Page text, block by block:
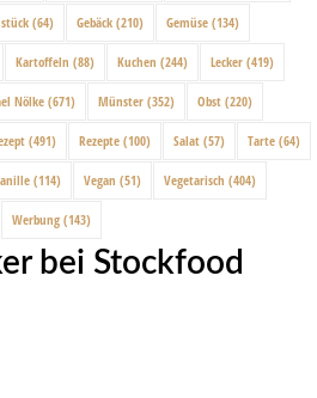
(64) Gebäck (210) Gemüse (134)
Kartoffeln (88) Kuchen (244) Lecker (419)
Nölke (671) Münster (352) Obst (220)
(491) Rezepte (100) Salat (57) Tarte (64)
(114) Vegan (51) Vegetarisch (404)
Werbung (143)
bei Stockfood